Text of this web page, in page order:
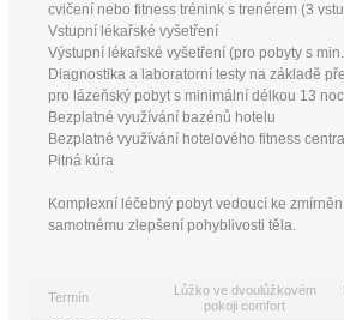
cvičení nebo fitness trénink s trenérem (3
Vstupní lékařské vyšetření
Výstupní lékařské vyšetření (pro pobyty s
Diagnostika a laboratorní testy na základě
pro lázeňský pobyt s minimální délkou 13
Bezplatné využívání bazénů hotelu
Bezplatné využívání hotelového fitness centra
Pitná kúra
Komplexní léčebný pobyt vedoucí ke
samotnému zlepšení pohyblivosti těla.
Termín
Lůžko ve dvoulůžkovém
pokoji comfort